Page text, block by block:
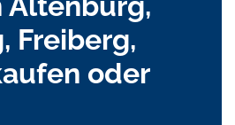
Freiberg,
oder